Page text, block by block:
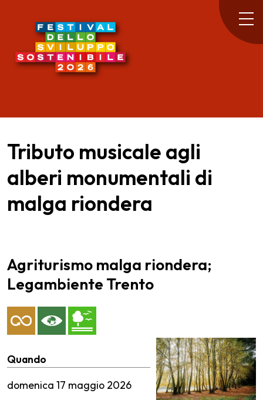
Tributo musicale agli
alberi monumentali di
malga riondera
Agriturismo malga riondera;
Legambiente Trento
Quando
domenica 17 maggio 2026